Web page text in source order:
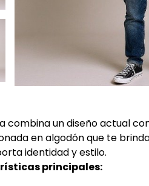
combina un diseño actual
en algodón que te
identidad y estilo.
principales: